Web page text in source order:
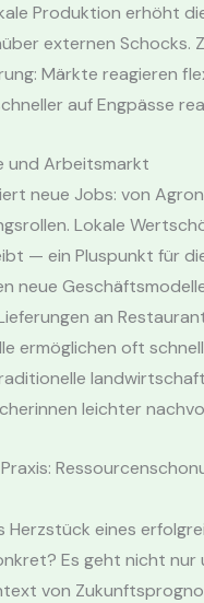
Produktion erhöht
externen
Märkte reagieren
auf Engpässe
und Arbeitsmarkt
neue Jobs: von
Lokale
— ein Pluspunkt für
neue
an
ermöglichen oft
leichter
Herzstück eines
Es geht nicht nur
von